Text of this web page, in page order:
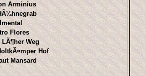
Arminius
Flores
Weg
Hof
Mansard